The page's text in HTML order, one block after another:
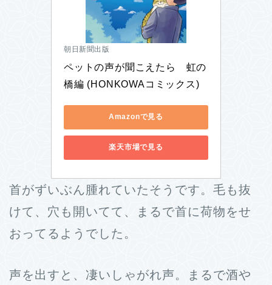
朝日新聞出版
ペットの声が聞こえたら　虹の
橋編 (HONKOWAコミックス)
Amazonで見る
楽天市場で見る
首がずいぶん腫れていたそうです。毛も抜
けて、穴も開いてて、まるで首に荷物をせ
おってるようでした。
声を出すと、凄いしゃがれ声。まるで酒や